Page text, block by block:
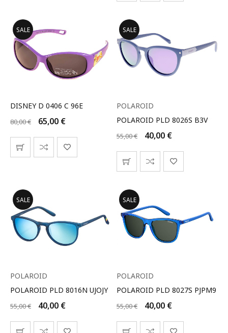
SALE
DISNEY D 0406 C 96Ε
80,00€ 65,00 €
SALE
POLAROID
POLAROID PLD 8026S B3V
55,00€ 40,00 €
SALE
POLAROID
POLAROID PLD 8016N UJOJY
55,00€ 40,00 €
SALE
POLAROID
POLAROID PLD 8027S PJPM9
55,00€ 40,00 €